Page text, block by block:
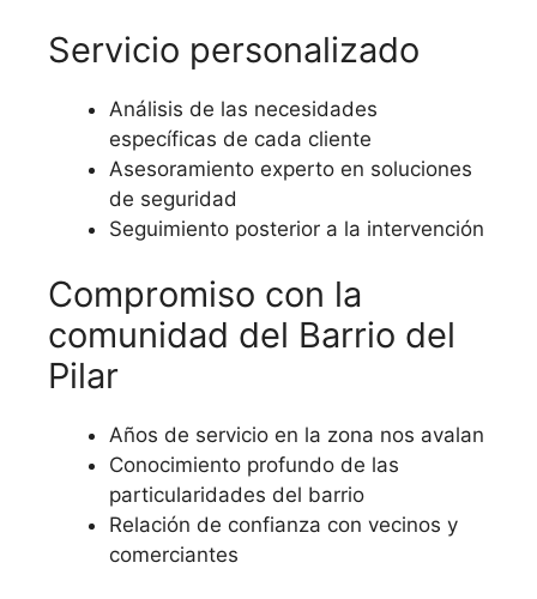
Servicio personalizado
Análisis de las necesidades
específicas de cada cliente
Asesoramiento experto en soluciones
de seguridad
Seguimiento posterior a la intervención
Compromiso con la
comunidad del Barrio del
Pilar
Años de servicio en la zona nos avalan
Conocimiento profundo de las
particularidades del barrio
Relación de confianza con vecinos y
comerciantes